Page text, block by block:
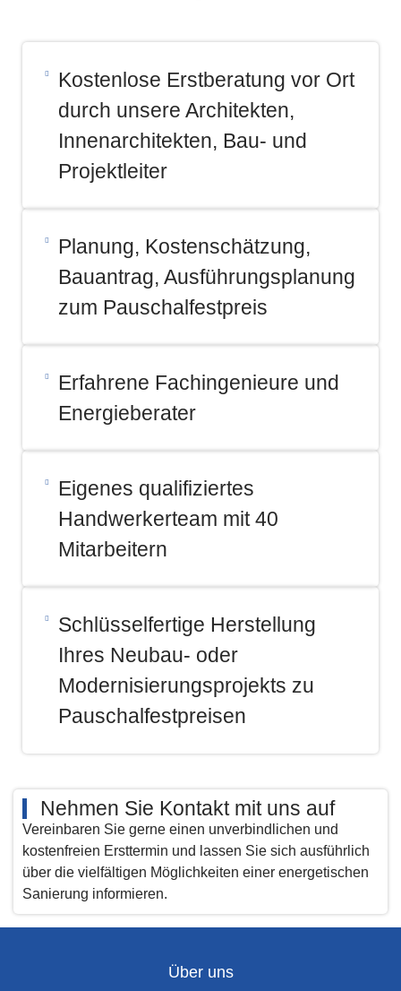
Kostenlose Erstberatung vor Ort
durch unsere Architekten,
Innenarchitekten, Bau- und
Projektleiter
Planung, Kostenschätzung,
Bauantrag, Ausführungsplanung
zum Pauschalfestpreis
Erfahrene Fachingenieure und
Energieberater​
Eigenes qualifiziertes
Handwerkerteam mit 40
Mitarbeitern​
Schlüsselfertige Herstellung
Ihres Neubau- oder
Modernisierungsprojekts zu
Pauschalfestpreisen​
Nehmen Sie Kontakt mit uns auf
Vereinbaren Sie gerne einen unverbindlichen und
kostenfreien Ersttermin und lassen Sie sich ausführlich
über die vielfältigen Möglichkeiten einer energetischen
Sanierung informieren.​
Über uns